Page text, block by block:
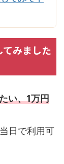
みました
い、1万円
日で利用可